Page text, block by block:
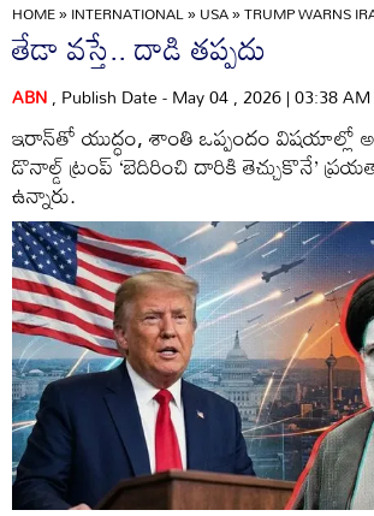
HOME»INTERNATIONAL»USA»TRUMP WARNS
తేడా వస్తే.. దాడి తప్పదు
ABN, Publish Date - May 04 , 2026 | 03:38 AM
ఇరాన్‌తో యుద్ధం, శాంతి ఒప్పందం విషయాల్లో
డొనాల్డ్‌ ట్రంప్‌ ‘బెదిరించి దారికి తెచ్చుకొనే’
ఉన్నారు.